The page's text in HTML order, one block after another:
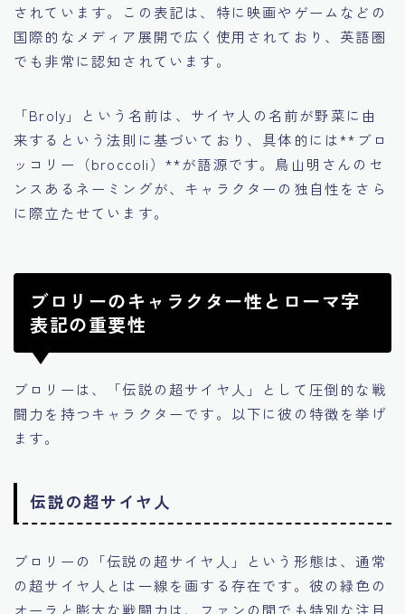
されています。この表記は、特に映画やゲームなどの
国際的なメディア展開で広く使用されており、英語圏
でも非常に認知されています。
「Broly」という名前は、サイヤ人の名前が野菜に由
来するという法則に基づいており、具体的には**ブロ
ッコリー（broccoli）**が語源です。鳥山明さんのセ
ンスあるネーミングが、キャラクターの独自性をさら
に際立たせています。
ブロリーのキャラクター性とローマ字
表記の重要性
ブロリーは、「伝説の超サイヤ人」として圧倒的な戦
闘力を持つキャラクターです。以下に彼の特徴を挙げ
ます。
伝説の超サイヤ人
ブロリーの「伝説の超サイヤ人」という形態は、通常
の超サイヤ人とは一線を画する存在です。彼の緑色の
オーラと膨大な戦闘力は、ファンの間でも特別な注目